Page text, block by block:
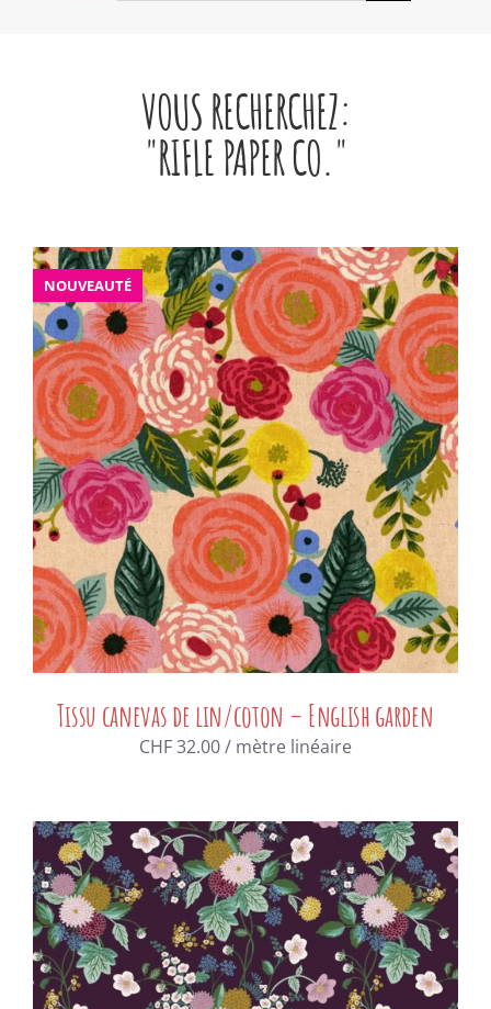
VOUS RECHERCHEZ:
"RIFLE PAPER CO."
NOUVEAUTÉ
Tissu canevas de lin/coton – English garden
CHF32.00/ mètre linéaire